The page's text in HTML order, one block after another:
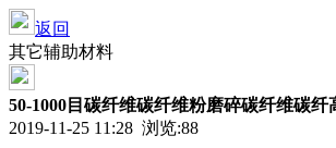
返回
其它辅助材料
50-1000目碳纤维碳纤维粉磨碎碳纤维碳纤
2019-11-25 11:28 浏览:88